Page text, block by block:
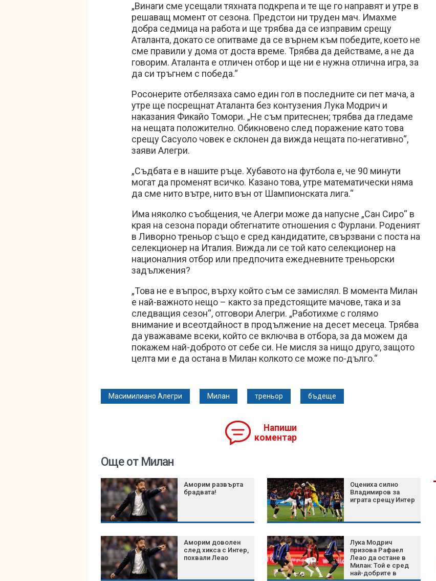
„Винаги сме усещали тяхната подкрепа и те ще го направят и утре в
решаващ момент от сезона. Предстои ни труден мач. Имахме
добра седмица на работа и ще трябва да се изправим срещу
Аталанта, докато се опитваме да се върнем към победите, което не
сме правили у дома от доста време. Трябва да действаме, а не да
говорим. Аталанта е отличен отбор и ще ни е нужна отлична игра, за
да си тръгнем с победа.“
Росонерите отбелязаха само един гол в последните си пет мача, а
утре ще посрещнат Аталанта без контузения Лука Модрич и
наказания Фикайо Томори. „Не съм притеснен; трябва да гледаме
на нещата положително. Обикновено след поражение като това
срещу Сасуоло човек е склонен да вижда нещата по-негативно“,
заяви Алегри.
„Съдбата е в нашите ръце. Хубавото на футбола е, че 90 минути
могат да променят всичко. Казано това, утре математически няма
да сме нито вътре, нито вън от Шампионската лига.“
Има няколко съобщения, че Алегри може да напусне „Сан Сиро“ в
края на сезона поради обтегнатите отношения с Фурлани. Роденият
в Ливорно треньор също е сред кандидатите, свързвани с поста на
селекционер на Италия. Вижда ли се той като селекционер на
националния отбор или предпочита ежедневните треньорски
задължения?
„Това не е въпрос, върху който съм се замислял. В момента Милан
е най-важното нещо – както за предстоящите мачове, така и за
следващия сезон“, отговори Алегри. „Работихме с голямо
внимание и всеотдайност в продължение на десет месеца. Трябва
да уважаваме всеки, който се включва в отбора, за да можем да
покажем най-доброто от себе си. Не мисля за нищо друго, защото
целта ми е да остана в Милан колкото се може по-дълго.“
Масимилиано Алегри Милан треньор бъдеще
Напиши
коментар
Още от Милан
Аморим развърта
брадвата!
Оцениха силно
Владимиров за
играта срещу Интер
Аморим доволен
след хикса с Интер,
похвали Леао
Лука Модрич
призова Рафаел
Леао да остане в
Милан: Той е сред
най-добрите в
Над 200 000 къса
цигари задържаха
В "Големите
последици" на 8 август
от 14:00 часа: Как
ниските ниските води